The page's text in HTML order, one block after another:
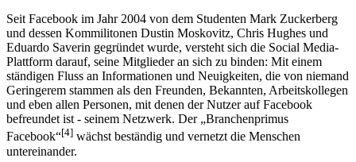
Seit Facebook im Jahr 2004 von dem Studenten Mark Zuckerberg
und dessen Kommilitonen Dustin Moskovitz, Chris Hughes und
Eduardo Saverin gegründet wurde, versteht sich die Social Media-
Plattform darauf, seine Mitglieder an sich zu binden: Mit einem
ständigen Fluss an Informationen und Neuigkeiten, die von niemand
Geringerem stammen als den Freunden, Bekannten, Arbeitskollegen
und eben allen Personen, mit denen der Nutzer auf Facebook
befreundet ist - seinem Netzwerk. Der „Branchenprimus
Facebook“[4] wächst beständig und vernetzt die Menschen
untereinander.